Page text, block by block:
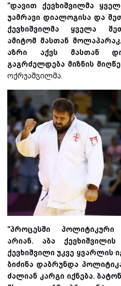
''დავით ქევხიშვილმა
უამრავი დიალოგისა და
ქევხიშვილმა ყველა
ამიტომ მასთან
აზრი აქვს მასთან
გაგრძელდება მიზნის
ოქრუაშვილმა.
''პროცესში
არიან. აბა
ქევხიშვილი უკვე ყვარლის
ბიძინა დაბრუნდა
ძალიან კარგი იქნება.